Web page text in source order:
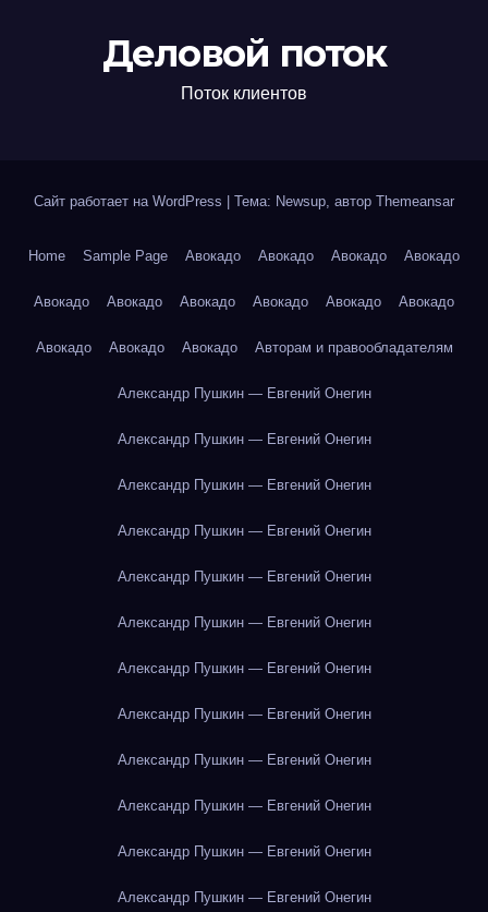
Деловой поток
Поток клиентов
Сайт работает на WordPress Тема: Newsup, автор Themeansar
Home Sample Page Авокадо Авокадо Авокадо Авокадо
Авокадо Авокадо Авокадо Авокадо Авокадо Авокадо
Авокадо Авокадо Авокадо Авторам и правообладателям
Александр Пушкин — Евгений Онегин
Александр Пушкин — Евгений Онегин
Александр Пушкин — Евгений Онегин
Александр Пушкин — Евгений Онегин
Александр Пушкин — Евгений Онегин
Александр Пушкин — Евгений Онегин
Александр Пушкин — Евгений Онегин
Александр Пушкин — Евгений Онегин
Александр Пушкин — Евгений Онегин
Александр Пушкин — Евгений Онегин
Александр Пушкин — Евгений Онегин
Александр Пушкин — Евгений Онегин